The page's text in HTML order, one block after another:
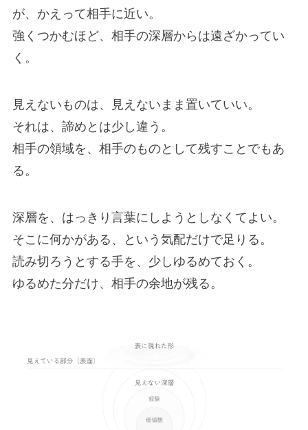
が、かえって相手に近い。
強くつかむほど、相手の深層からは遠ざかってい
く。
見えないものは、見えないまま置いていい。
それは、諦めとは少し違う。
相手の領域を、相手のものとして残すことでもあ
る。
深層を、はっきり言葉にしようとしなくてよい。
そこに何かがある、という気配だけで足りる。
読み切ろうとする手を、少しゆるめておく。
ゆるめた分だけ、相手の余地が残る。